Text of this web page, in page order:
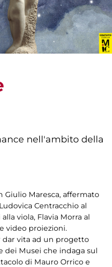
nell'ambito della
Giulio Maresca, affermato
Centracchio al
viola, Flavia Morra al
video proiezioni.
vita ad un progetto
dei Musei che indaga sul
di Mauro Orrico e